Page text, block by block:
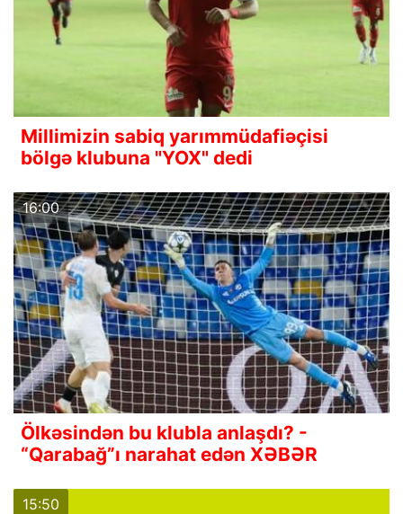
Millimizin sabiq yarımmüdafiəçisi
bölgə klubuna "YOX" dedi
16:00
Ölkəsindən bu klubla anlaşdı? -
“Qarabağ”ı narahat edən XƏBƏR
15:50